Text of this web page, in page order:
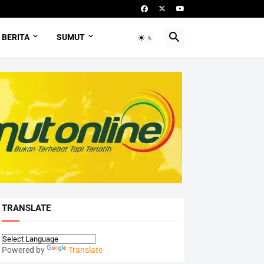
BERITA SUMUT
TRANSLATE
Powered by Translate